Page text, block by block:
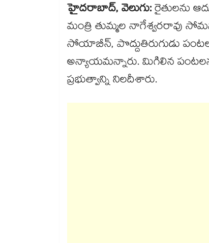
హైదరాబాద్‌, వెలుగు:రైతులను
మంత్రి తుమ్మల నాగేశ్వరరావు
సోయాబీన్‌, పొద్దుతిరుగుడు
అన్యాయమన్నారు. మిగిలిన
ప్రభుత్వాన్ని నిలదీశారు.